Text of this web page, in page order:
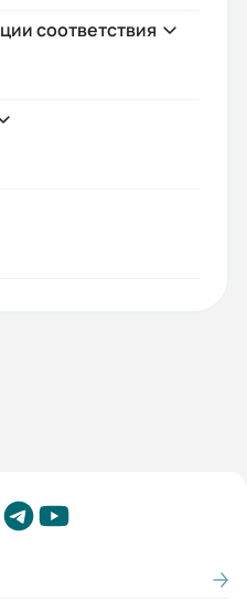
насоса
кг/м3):
соответствия